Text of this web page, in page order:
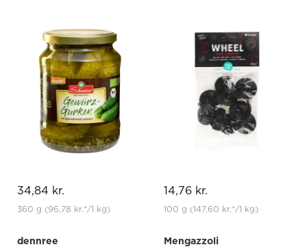
34,84 kr.
360 g (96,78 kr.*/1 kg)
14,76 kr.
100 g (147,60 kr.*/1 kg)
dennree
Mengazzoli